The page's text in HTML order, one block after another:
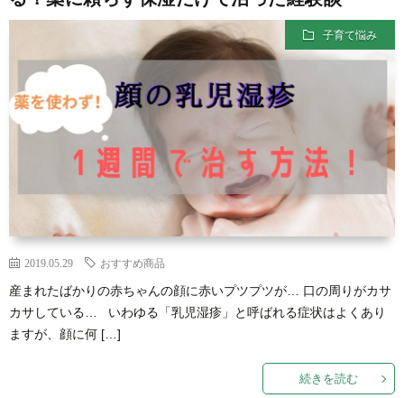
子育て悩み
2019.05.29 おすすめ商品
産まれたばかりの赤ちゃんの顔に赤いプツプツが… 口の周りがカサ
カサしている… いわゆる「乳児湿疹」と呼ばれる症状はよくあり
ますが、顔に何 […]
続きを読む